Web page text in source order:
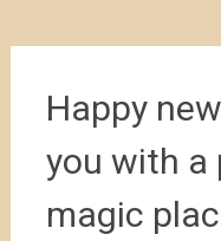
Happy
you with a
magic